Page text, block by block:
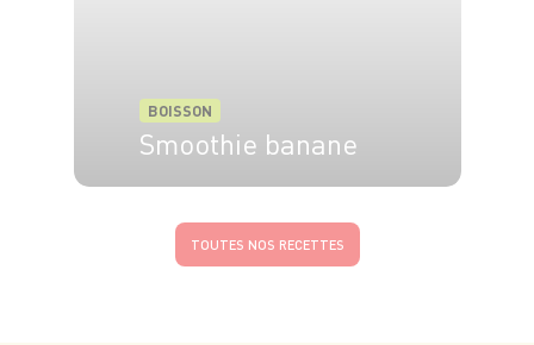
BOISSON
Smoothie banane
TOUTES NOS RECETTES